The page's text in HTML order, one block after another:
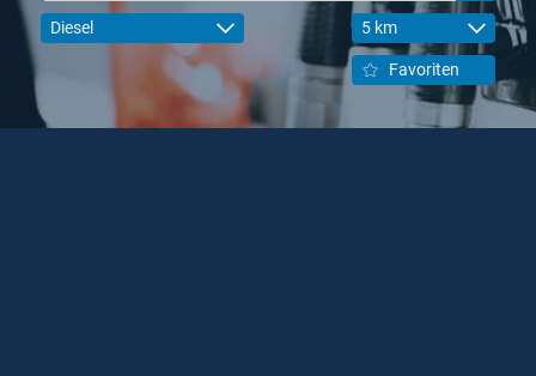
Diesel 5 km
Favoriten